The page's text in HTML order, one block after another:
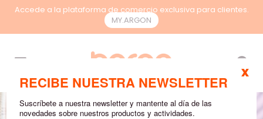
Accede a la plataforma de comercio exclusiva para clientes.
MY.ARGON
RECIBE NUESTRA NEWSLETTER
Suscríbete a nuestra newsletter y mantente al día de las
novedades sobre nuestros productos y actividades.
x